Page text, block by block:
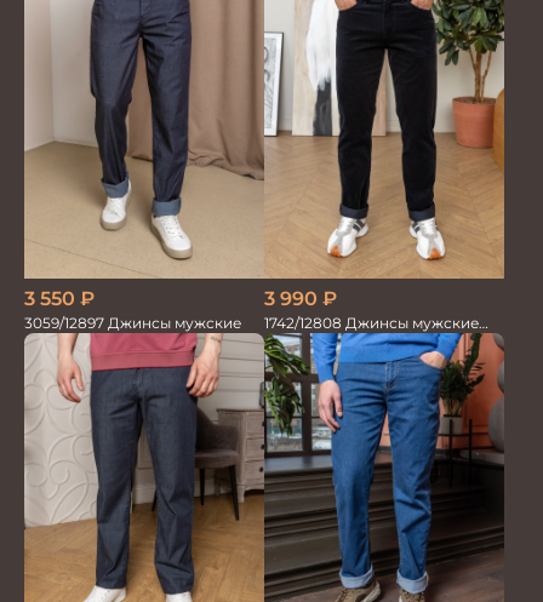
3 550 ₽
3059/12897 Джинсы мужские
3 990 ₽
1742/12808 Джинсы мужские
т.син. вельвет